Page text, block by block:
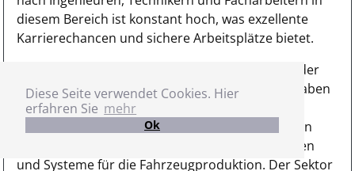
Diese Seite verwendet Cookies. Hier
erfahren Sie mehr
Ok
diesem Bereich ist konstant hoch, was exzellente
Karrierechancen und sichere Arbeitsplätze bietet.
Als wichtiger Teil der
Wertschöpfungskette der Automobilindustrie haben
sich in und um Feuchtwangen zahlreiche
Zulieferbetriebe angesiedelt. Diese Unternehmen
spezialisieren sich auf hochwertige Komponenten
und Systeme für die Fahrzeugproduktion. Der Sektor